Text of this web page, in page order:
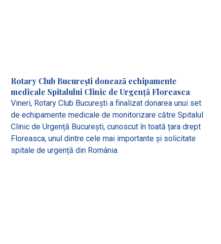
Rotary Club București donează echipamente
medicale Spitalului Clinic de Urgență Floreasca
Vineri, Rotary Club București a finalizat donarea unui set
de echipamente medicale de monitorizare către Spitalul
Clinic de Urgență București, cunoscut în toată țara drept
Floreasca, unul dintre cele mai importante și solicitate
spitale de urgență din România.